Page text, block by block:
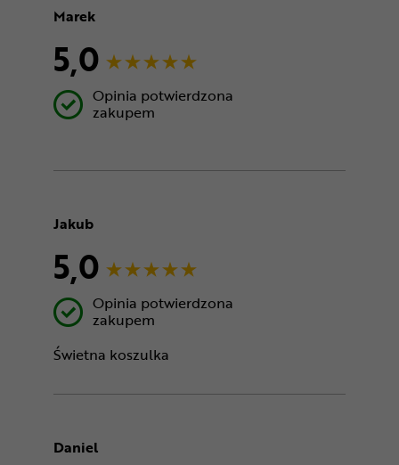
Marek
5,0
Opinia potwierdzona
zakupem
Jakub
5,0
Opinia potwierdzona
zakupem
Świetna koszulka
Daniel